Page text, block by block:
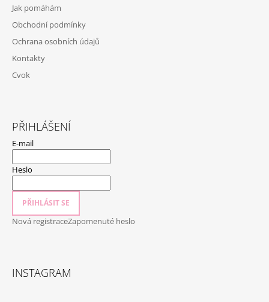
Jak pomáhám
Obchodní podmínky
Ochrana osobních údajů
Kontakty
Cvok
PŘIHLÁŠENÍ
E-mail
Heslo
PŘIHLÁSIT SE
Nová registraceZapomenuté heslo
INSTAGRAM